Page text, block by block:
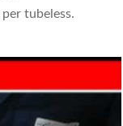
tubeless.